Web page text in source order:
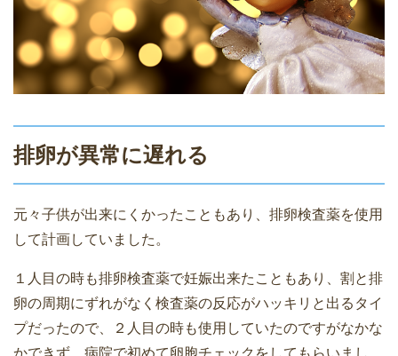
排卵が異常に遅れる
元々子供が出来にくかったこともあり、排卵検査薬を使用
して計画していました。
１人目の時も排卵検査薬で妊娠出来たこともあり、割と排
卵の周期にずれがなく検査薬の反応がハッキリと出るタイ
プだったので、２人目の時も使用していたのですがなかな
かできず、病院で初めて卵胞チェックをしてもらいまし